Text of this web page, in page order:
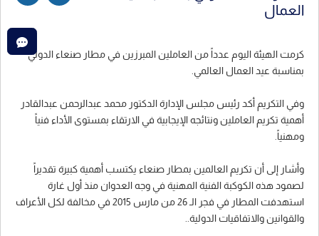
العمال
كرمت الهيئة اليوم عدداً من العاملين المبرزين في مطار صنعاء الدولي
بمناسبة عيد العمال العالمي.
وفي التكريم أكد رئيس مجلس الإدارة الدكتور محمد عبدالرحمن عبدالقادر
أهمية تكريم العاملين ونتائجه الإيجابية في الارتقاء بمستوى الأداء فنياً
ومهنياً.
وأشار إلى أن تكريم العالمين بمطار صنعاء يكتسب أهمية كبيرة تقديراً
لصمود هذه الكوكبة الفنية المهنية في وجه العدوان منذ أول غارة
استهدفت المطار في فجر الـ 26 من مارس 2015 في مخالفة لكل الأعراف
والقوانين والاتفاقيات الدولية..